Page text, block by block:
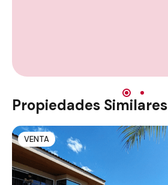
Propiedades Similares
VENTA